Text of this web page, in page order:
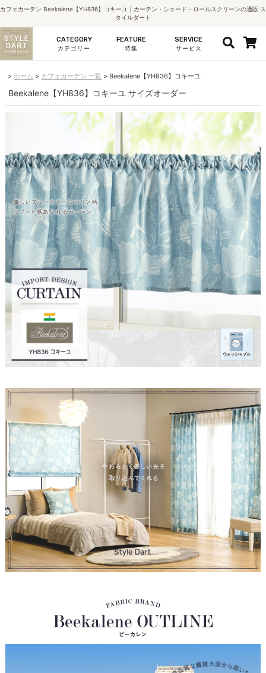
カフェカーテン Beekalene【YH836】コキーユ｜カーテン・シェード・ロールスクリーンの通販 ス
タイルダート
CATEGORY
カテゴリー
FEATURE
特集
SERVICE
サービス
ホーム カフェカーテン 一覧 Beekalene【YH836】コキーユ
Beekalene【YH836】コキーユ サイズオーダー